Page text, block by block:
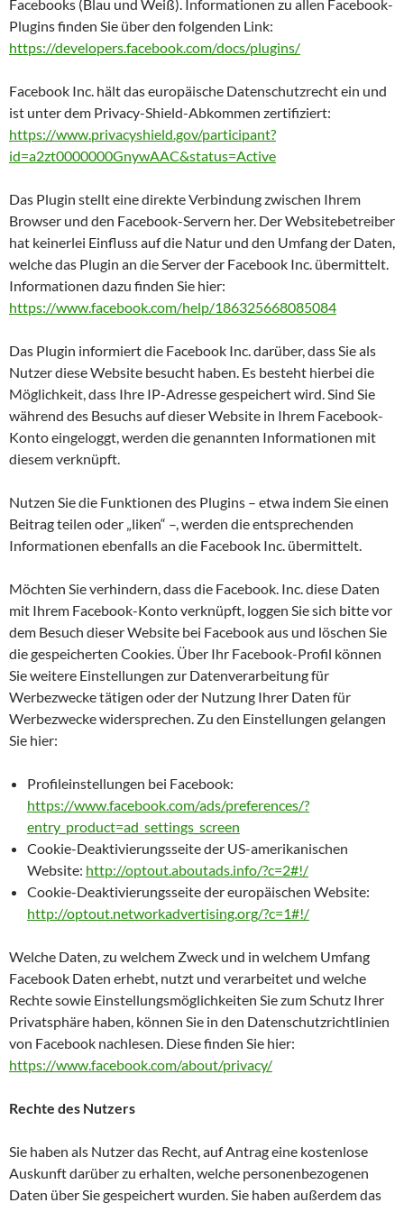
Facebooks (Blau und Weiß). Informationen zu allen Facebook-
Plugins finden Sie über den folgenden Link:
https://developers.facebook.com/docs/plugins/
Facebook Inc. hält das europäische Datenschutzrecht ein und
ist unter dem Privacy-Shield-Abkommen zertifiziert:
https://www.privacyshield.gov/participant?
id=a2zt0000000GnywAAC&status=Active
Das Plugin stellt eine direkte Verbindung zwischen Ihrem
Browser und den Facebook-Servern her. Der Websitebetreiber
hat keinerlei Einfluss auf die Natur und den Umfang der Daten,
welche das Plugin an die Server der Facebook Inc. übermittelt.
Informationen dazu finden Sie hier:
https://www.facebook.com/help/186325668085084
Das Plugin informiert die Facebook Inc. darüber, dass Sie als
Nutzer diese Website besucht haben. Es besteht hierbei die
Möglichkeit, dass Ihre IP-Adresse gespeichert wird. Sind Sie
während des Besuchs auf dieser Website in Ihrem Facebook-
Konto eingeloggt, werden die genannten Informationen mit
diesem verknüpft.
Nutzen Sie die Funktionen des Plugins – etwa indem Sie einen
Beitrag teilen oder „liken“ –, werden die entsprechenden
Informationen ebenfalls an die Facebook Inc. übermittelt.
Möchten Sie verhindern, dass die Facebook. Inc. diese Daten
mit Ihrem Facebook-Konto verknüpft, loggen Sie sich bitte vor
dem Besuch dieser Website bei Facebook aus und löschen Sie
die gespeicherten Cookies. Über Ihr Facebook-Profil können
Sie weitere Einstellungen zur Datenverarbeitung für
Werbezwecke tätigen oder der Nutzung Ihrer Daten für
Werbezwecke widersprechen. Zu den Einstellungen gelangen
Sie hier:
Profileinstellungen bei Facebook:
https://www.facebook.com/ads/preferences/?
entry_product=ad_settings_screen
Cookie-Deaktivierungsseite der US-amerikanischen
Website: http://optout.aboutads.info/?c=2#!/
Cookie-Deaktivierungsseite der europäischen Website:
http://optout.networkadvertising.org/?c=1#!/
Welche Daten, zu welchem Zweck und in welchem Umfang
Facebook Daten erhebt, nutzt und verarbeitet und welche
Rechte sowie Einstellungsmöglichkeiten Sie zum Schutz Ihrer
Privatsphäre haben, können Sie in den Datenschutzrichtlinien
von Facebook nachlesen. Diese finden Sie hier:
https://www.facebook.com/about/privacy/
Rechte des Nutzers
Sie haben als Nutzer das Recht, auf Antrag eine kostenlose
Auskunft darüber zu erhalten, welche personenbezogenen
Daten über Sie gespeichert wurden. Sie haben außerdem das